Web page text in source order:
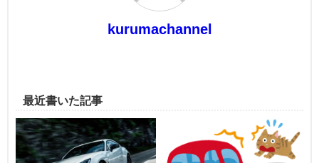
kurumachannel
最近書いた記事